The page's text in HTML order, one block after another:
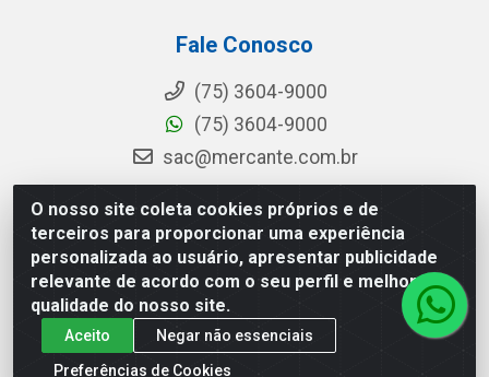
O nosso site coleta cookies próprios e de
terceiros para proporcionar uma experiência
personalizada ao usuário, apresentar publicidade
relevante de acordo com o seu perfil e melhorar a
qualidade do nosso site.
Aceito
Negar não essenciais
Preferências de Cookies
Fale Conosco
(75) 3604-9000
(75) 3604-9000
sac@mercante.com.br
Mercante Distribuidora - Rua Mercante, 699 - Aviário, Feira de
Santana/BA - CEP 44.096-218 - CNPJ 96.755.848/0001-08